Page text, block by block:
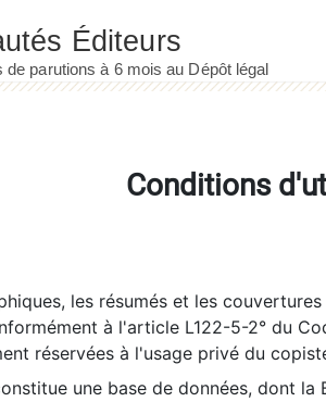
Conditions
les résumés et les
à l'article L122-5-2° du
réservées à l'usage privé du
une base de données, dont